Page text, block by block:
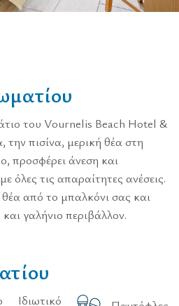
ματίου
του Vournelis Beach Hotel &
πισίνα, μερική θέα στη
προσφέρει άνεση και
όλες τις απαραίτητες ανέσεις.
από το μπαλκόνι σας και
γαλήνιο περιβάλλον.
ατίου
Ιδιωτικό